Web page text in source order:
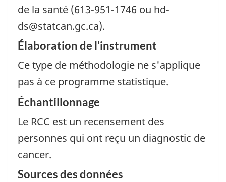
de la santé (613-951-1746 ou hd-
ds@statcan.gc.ca).
Élaboration de l'instrument
Ce type de méthodologie ne s'applique
pas à ce programme statistique.
Échantillonnage
Le RCC est un recensement des
personnes qui ont reçu un diagnostic de
cancer.
Sources des données